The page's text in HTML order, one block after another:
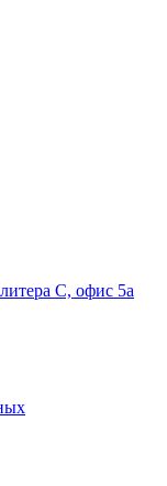
С, офис 5а